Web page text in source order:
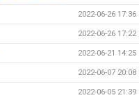
2022-06-26 17:36
2022-06-26 17:22
2022-06-21 14:25
2022-06-07 20:08
2022-06-05 21:39